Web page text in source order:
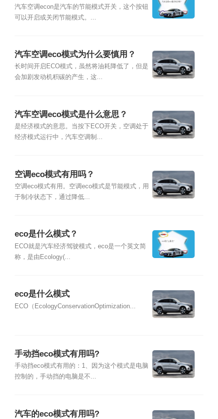
汽车空调econ是汽车的节能模式开关，这个按钮
可以开启或关闭节能模式。...
汽车空调eco模式为什么要慎用？
长时间开启ECO模式，虽然将油耗降低了，但是
会加剧发动机积碳的产生，这...
汽车空调eco模式是什么意思？
是经济模式的意思。当按下ECO开关，空调处于
经济模式运行中，汽车空调制...
空调eco模式有用吗？
空调eco模式有用。空调eco模式是节能模式，用
于制冷状态下，通过降低...
eco是什么模式？
ECO就是汽车经济驾驶模式，eco是一个英文简
称，是由Ecology(...
eco是什么模式
ECO（EcologyConservationOptimization...
手动挡eco模式有用吗?
手动挡eco模式有用的：1、因为这个模式是电脑
控制的，手动挡的电脑是不...
汽车的eco模式有用吗?